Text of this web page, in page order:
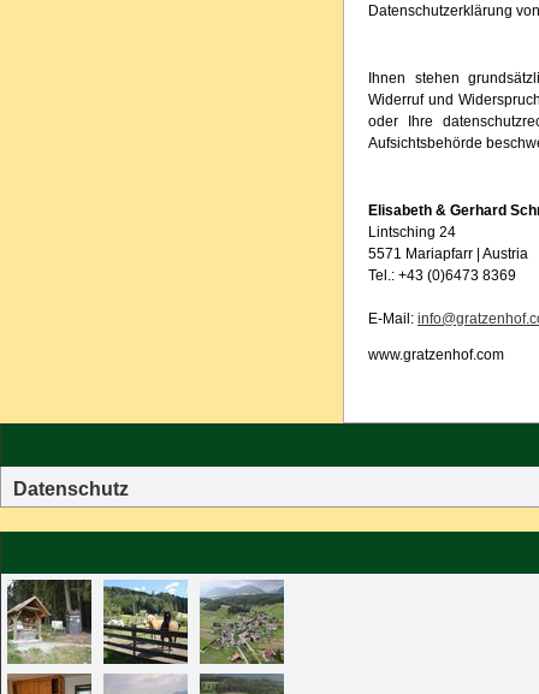
Datenschutzerklärung
Ihnen stehen
Widerruf und
oder Ihre
Aufsichtsbehörde
Elisabeth & Gerhard
Lintsching 24
5571 Mariapfarr | Austria
Tel.: +43 (0)6473 8369
E-Mail:
www.gratzenhof.com
Datenschutz